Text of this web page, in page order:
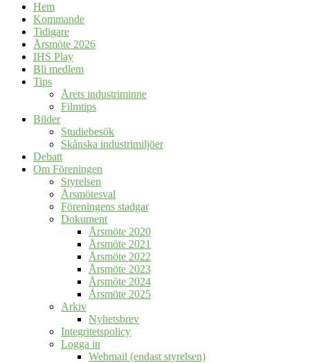
Hem
Kommande
Tidigare
Årsmöte 2026
IHS Play
Bli medlem
Tips
Årets industriminne
Filmtips
Bilder
Studiebesök
Skånska industrimiljöer
Debatt
Om Föreningen
Styrelsen
Årsmötesval
Föreningens stadgar
Dokument
Årsmöte 2020
Årsmöte 2021
Årsmöte 2022
Årsmöte 2023
Årsmöte 2024
Årsmöte 2025
Arkiv
Nyhetsbrev
Integritetspolicy
Logga in
Webmail (endast styrelsen)